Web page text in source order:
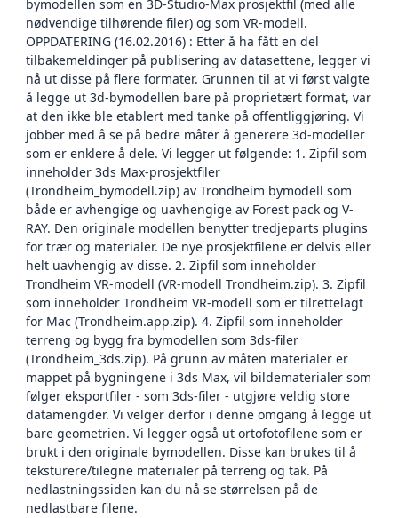
bymodellen som en 3D-Studio-Max prosjektfil (med alle
nødvendige tilhørende filer) og som VR-modell.
OPPDATERING (16.02.2016) : Etter å ha fått en del
tilbakemeldinger på publisering av datasettene, legger vi
nå ut disse på flere formater. Grunnen til at vi først valgte
å legge ut 3d-bymodellen bare på proprietært format, var
at den ikke ble etablert med tanke på offentliggjøring. Vi
jobber med å se på bedre måter å generere 3d-modeller
som er enklere å dele. Vi legger ut følgende: 1. Zipfil som
inneholder 3ds Max-prosjektfiler
(Trondheim_bymodell.zip) av Trondheim bymodell som
både er avhengige og uavhengige av Forest pack og V-
RAY. Den originale modellen benytter tredjeparts plugins
for trær og materialer. De nye prosjektfilene er delvis eller
helt uavhengig av disse. 2. Zipfil som inneholder
Trondheim VR-modell (VR-modell Trondheim.zip). 3. Zipfil
som inneholder Trondheim VR-modell som er tilrettelagt
for Mac (Trondheim.app.zip). 4. Zipfil som inneholder
terreng og bygg fra bymodellen som 3ds-filer
(Trondheim_3ds.zip). På grunn av måten materialer er
mappet på bygningene i 3ds Max, vil bildematerialer som
følger eksportfiler - som 3ds-filer - utgjøre veldig store
datamengder. Vi velger derfor i denne omgang å legge ut
bare geometrien. Vi legger også ut ortofotofilene som er
brukt i den originale bymodellen. Disse kan brukes til å
teksturere/tilegne materialer på terreng og tak. På
nedlastningssiden kan du nå se størrelsen på de
nedlastbare filene.